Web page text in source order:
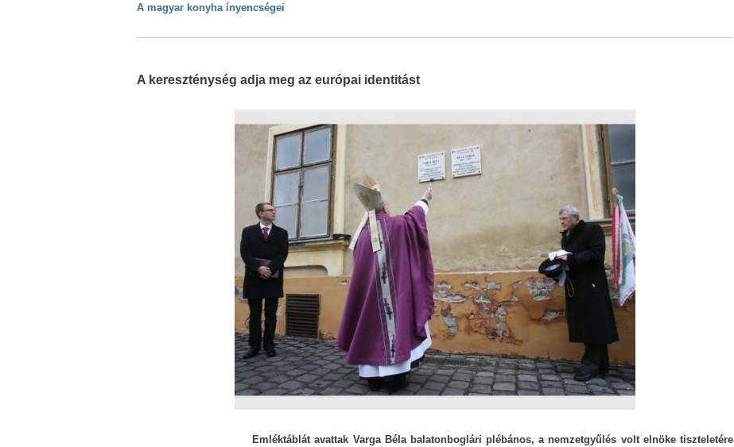
A magyar konyha ínyencségei
A kereszténység adja meg az európai identitást
Emléktáblát avattak Varga Béla balatonboglári plébános, a nemzetgyűlés volt elnöke tiszteletére